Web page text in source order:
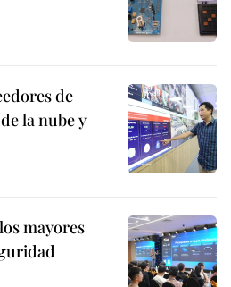
de
la nube y
mayores